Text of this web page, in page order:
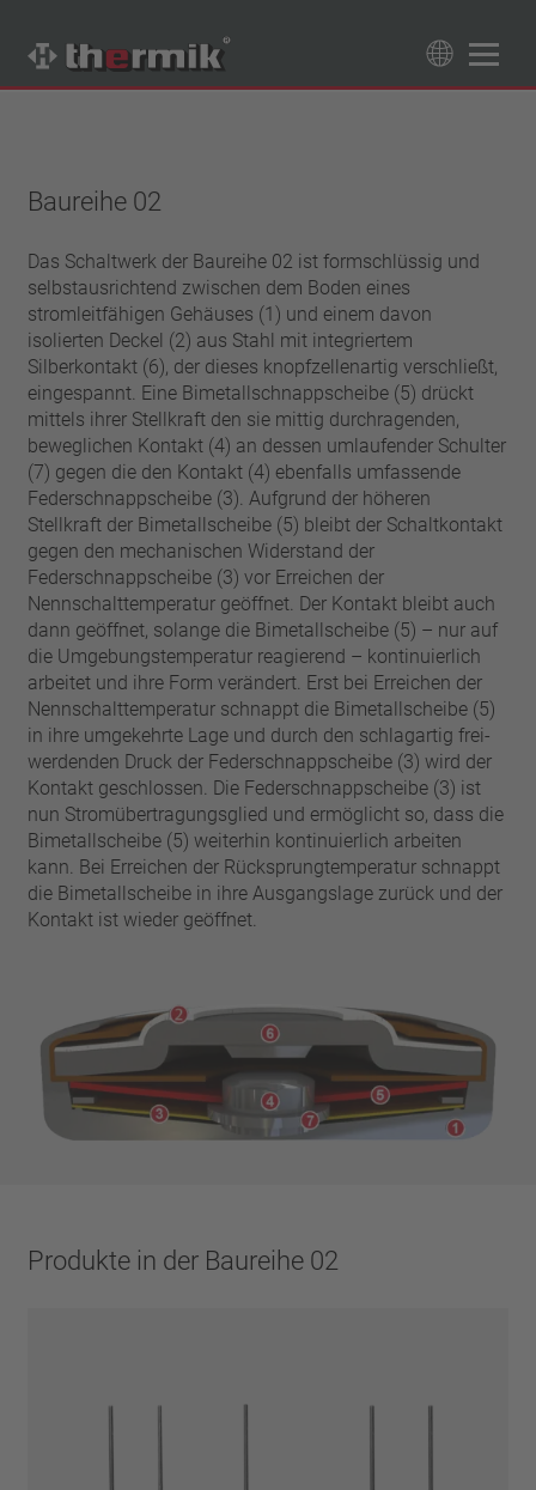
Öffner
Schließer
Temperaturbereich
Standard Temperatur (60 – 200 °C)
Hochtemperatur (205 – 250 °C)
Leistungsklasse
1,6 A – 7,5 A
4 A – 25 A
13,5 A – 42 A
25 A – 75 A
Rückstellung
automatisch rückstellend
selbsthaltend (nicht automatisch rückstellend)
Isolierung
mit Isolierung
ohne Isolierung
Anschluss
Litze
Draht
Approbationen
VDE
UL
IEC
CSA
CQC
CMJ
Filter anwenden
Filter zurücksetzen
Filter schließen
Baureihe 02
Das Schaltwerk der Baureihe 02 ist formschlüssig und
selbstausrichtend zwischen dem Boden eines
stromleitfähigen Gehäuses (1) und einem davon
isolierten Deckel (2) aus Stahl mit integriertem
Silberkontakt (6), der dieses knopfzellenartig verschließt,
eingespannt. Eine Bimetall­­schnappscheibe (5) drückt
mittels ihrer Stellkraft den sie mittig durchragenden,
beweglichen Kontakt (4) an dessen umlaufender Schulter
(7) gegen die den Kontakt (4) ebenfalls umfassende
Federschnappscheibe (3). Aufgrund der höheren
Stellkraft der Bimetallscheibe (5) bleibt der Schaltkontakt
gegen den mechanischen Widerstand der
Federschnappscheibe (3) vor Erreichen der
Nennschalttemperatur geöffnet. Der Kontakt bleibt auch
dann geöffnet, solange die Bimetallscheibe (5) – nur auf
die Umgebungstemperatur reagierend – kontinuierlich
arbeitet und ihre Form verändert. Erst bei Erreichen der
Nennschalttemperatur schnappt die Bimetallscheibe (5)
in ihre umgekehrte Lage und durch den schlagartig frei­
werdenden Druck der Federschnappscheibe (3) wird der
Kontakt geschlossen. Die Federschnappscheibe (3) ist
nun Stromübertragungsglied und ermöglicht so, dass die
Bimetallscheibe (5) weiterhin kontinuierlich arbeiten
kann. Bei Erreichen der Rücksprungtemperatur schnappt
die Bimetallscheibe in ihre Ausgangslage zurück und der
Kontakt ist wieder geöffnet.
Produkte in der Baureihe 02